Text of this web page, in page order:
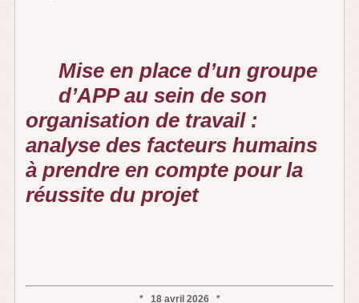
Mise en place d’un groupe
d’APP au sein de son
organisation de travail :
analyse des facteurs humains
à prendre en compte pour la
réussite du projet
* 18 avril 2026 *